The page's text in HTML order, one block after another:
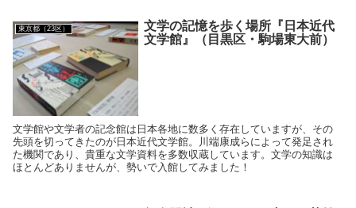
東京都（23区）
文学の記憶を歩く場所『日本近代
文学館』（目黒区・駒場東大前）
文学館や文学者の記念館は日本各地に数多く存在していますが、その
先頭を切ってきたのが日本近代文学館。川端康成らによって発足され
た機関であり、貴重な文学資料を多数収蔵しています。文学の知識は
ほとんどありませんが、勢いで入館してみました！